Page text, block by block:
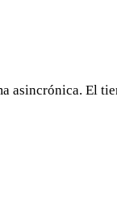
asincrónica. El